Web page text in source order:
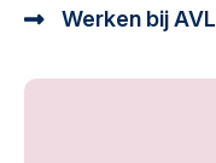
Werken bij AVL